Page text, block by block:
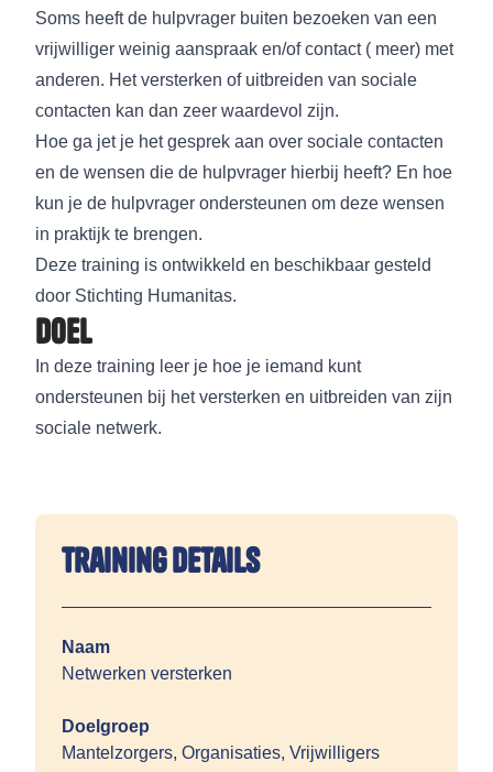
Soms heeft de hulpvrager buiten bezoeken van een
vrijwilliger weinig aanspraak en/of contact ( meer) met
anderen. Het versterken of uitbreiden van sociale
contacten kan dan zeer waardevol zijn.
Hoe ga jet je het gesprek aan over sociale contacten
en de wensen die de hulpvrager hierbij heeft? En hoe
kun je de hulpvrager ondersteunen om deze wensen
in praktijk te brengen.
Deze training is ontwikkeld en beschikbaar gesteld
door Stichting Humanitas.
Doel
In deze training leer je hoe je iemand kunt
ondersteunen bij het versterken en uitbreiden van zijn
sociale netwerk.
Training details
Naam
Netwerken versterken
Doelgroep
Mantelzorgers, Organisaties, Vrijwilligers